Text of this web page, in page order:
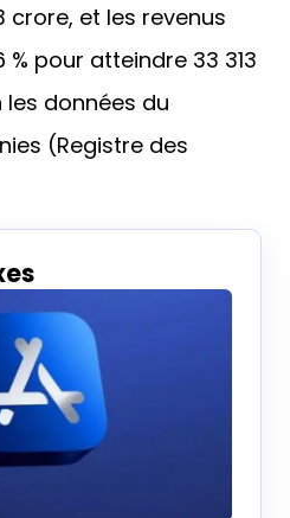
crore, et les revenus
pour atteindre 33 313
les données du
(Registre des